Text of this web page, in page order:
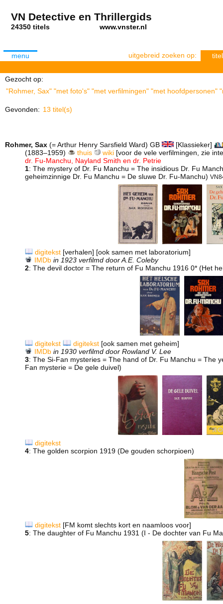
VN Detective en Thrillergids
24350 titels www.vnster.nl
menu uitgebreid zoeken op: titel
Gezocht op:
"Rohmer, Sax" "met foto's" "met verfilmingen" "met hoofdpersonen"
Gevonden: 13 titel(s)
Rohmer, Sax (= Arthur Henry Sarsfield Ward) GB
[Klassieker]
(1883–1959)
thuis wiki[voor de vele verfilmingen, zie
dr. Fu-Manchu, Nayland Smith en dr. Petrie
1: The mystery of Dr. Fu Manchu = The insidious Dr. Fu
geheimzinnige Dr. Fu Manchu = De sluwe Dr. Fu-Manchu)
digitekst [verhalen] [ook samen met laboratorium]
IMDb in 1923 verfilmd door A.E. Coleby
2: The devil doctor = The return of Fu Manchu 1916 0* (Het
digitekst digitekst[ook samen met geheim]
IMDb in 1930 verfilmd door Rowland V. Lee
3: The Si-Fan mysteries = The hand of Dr. Fu Manchu = The
Fan mysterie = De gele duivel)
digitekst
4: The golden scorpion 1919 (De gouden schorpioen)
digitekst [FM komt slechts kort en naamloos voor]
5: The daughter of Fu Manchu 1931 (I - De dochter van Fu